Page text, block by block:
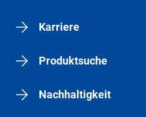
Karriere
Produktsuche
Nachhaltigkeit